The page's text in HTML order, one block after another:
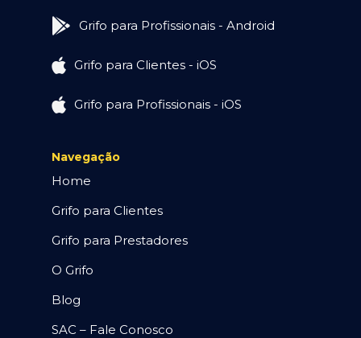
Grifo para Profissionais - Android
Grifo para Clientes - iOS
Grifo para Profissionais - iOS
Navegação
Home
Grifo para Clientes
Grifo para Prestadores
O Grifo
Blog
SAC – Fale Conosco